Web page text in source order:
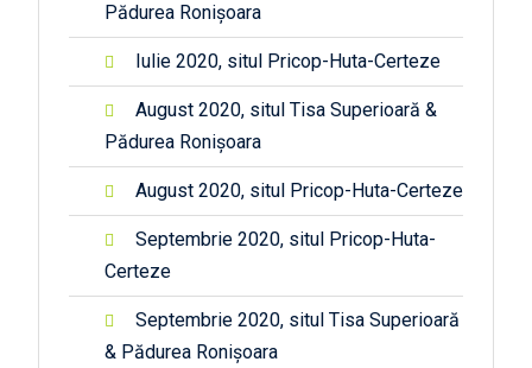
Pădurea Ronișoara
Iulie 2020, situl Pricop-Huta-Certeze
August 2020, situl Tisa Superioară &
Pădurea Ronișoara
August 2020, situl Pricop-Huta-Certeze
Septembrie 2020, situl Pricop-Huta-
Certeze
Septembrie 2020, situl Tisa Superioară
& Pădurea Ronișoara